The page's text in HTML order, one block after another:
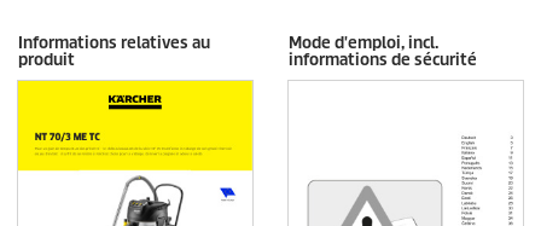
Informations relatives au
produit
Mode d'emploi, incl.
informations de sécurité